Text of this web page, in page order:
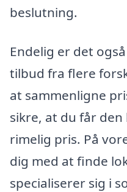
beslutning.
Endelig er det
tilbud fra flere
at sammenligne
sikre, at du får
rimelig pris. På
dig med at finde
specialiserer sig i